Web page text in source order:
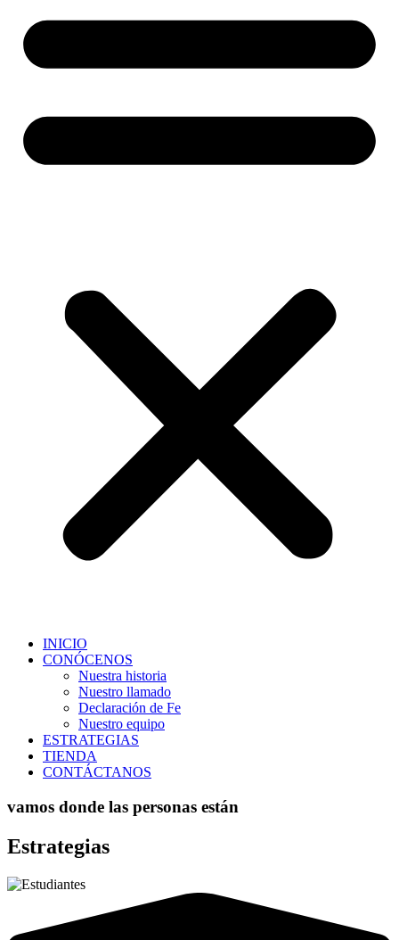
INICIO
CONÓCENOS
Nuestra historia
Nuestro llamado
Declaración de Fe
Nuestro equipo
ESTRATEGIAS
TIENDA
CONTÁCTANOS
vamos donde las personas están
Estrategias